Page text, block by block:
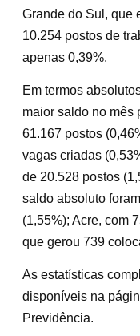
Grande do Sul, que
10.254 postos de
apenas 0,39%.
Em termos
maior saldo no mês
61.167 postos
vagas criadas
de 20.528 postos
saldo absoluto
(1,55%); Acre, com
que gerou 739
As estatísticas
disponíveis na
Previdência.